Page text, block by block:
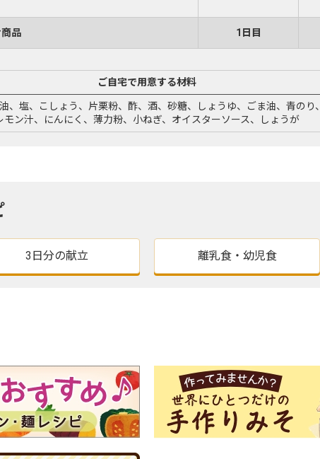
品 1日目
ご自宅で用意する材料
、塩、こしょう、片栗粉、酢、酒、砂糖、しょうゆ、ごま油、青のり、
モン汁、にんにく、薄力粉、小ねぎ、オイスターソース、しょうが
3日分の献立 離乳食・幼児食